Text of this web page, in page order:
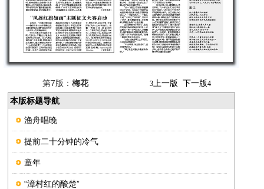
第7版： 梅花 3 上一版 下一版4
本版标题导航
渔舟唱晚
提前二十分钟的冷气
童年
“漳村红的酸楚”